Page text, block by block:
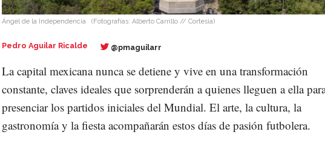
Ángel de la Independencia (Fotografías: Alberto Carrillo // Cortesía)
Pedro Aguilar Ricalde @pmaguilarr
La capital mexicana nunca se detiene y vive en una transformación
constante, claves ideales que sorprenderán a quienes lleguen a ella
presenciar los partidos iniciales del Mundial. El arte, la cultura, la
gastronomía y la fiesta acompañarán estos días de pasión futbolera.